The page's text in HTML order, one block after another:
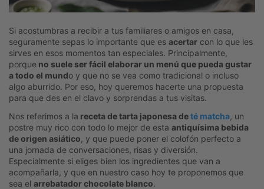
Si acostumbras a recibir a tus familiares o amigos en casa,
seguramente sepas lo importante que es acertar con lo que les
sirves en esos momentos tan especiales. Principalmente,
porque no suele ser fácil elaborar un menú que pueda gustar
a todo el mundo y que no se vea como tradicional o incluso
algo aburrido. Por eso, hoy queremos hacerte una propuesta
para que des en el clavo y sorprendas a tus visitas.
Nos referimos a la receta de tarta japonesa deté matcha , un
postre muy rico con todo lo mejor de esta antiquísima bebida
de origen asiático , y que puede poner el colofón perfecto a
una jornada de conversaciones, risas y diversión.
Especialmente si eliges bien los ingredientes que van a
acompañarla, y que en nuestro caso hoy te proponemos que
sea el arrebatador chocolate blanco.